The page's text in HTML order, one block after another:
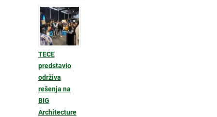
TECE
predstavio
održiva
rešenja na
BIG
Architecture